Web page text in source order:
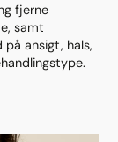
fjerne
samt
ansigt, hals,